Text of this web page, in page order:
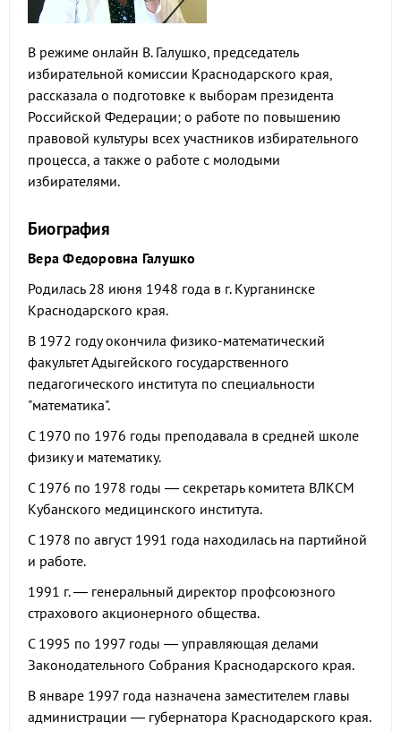
В режиме онлайн В. Галушко, председатель
избирательной комиссии Краснодарского края,
рассказала о подготовке к выборам президента
Российской Федерации; о работе по повышению
правовой культуры всех участников избирательного
процесса, а также о работе с молодыми
избирателями.
Биография
Вера Федоровна Галушко
Родилась 28 июня 1948 года в г. Курганинске
Краснодарского края.
В 1972 году окончила физико-математический
факультет Адыгейского государственного
педагогического института по специальности
"математика".
С 1970 по 1976 годы преподавала в средней школе
физику и математику.
С 1976 по 1978 годы — секретарь комитета ВЛКСМ
Кубанского медицинского института.
С 1978 по август 1991 года находилась на партийной
и работе.
1991 г. — генеральный директор профсоюзного
страхового акционерного общества.
С 1995 по 1997 годы — управляющая делами
Законодательного Собрания Краснодарского края.
В январе 1997 года назначена заместителем главы
администрации — губернатора Краснодарского края.